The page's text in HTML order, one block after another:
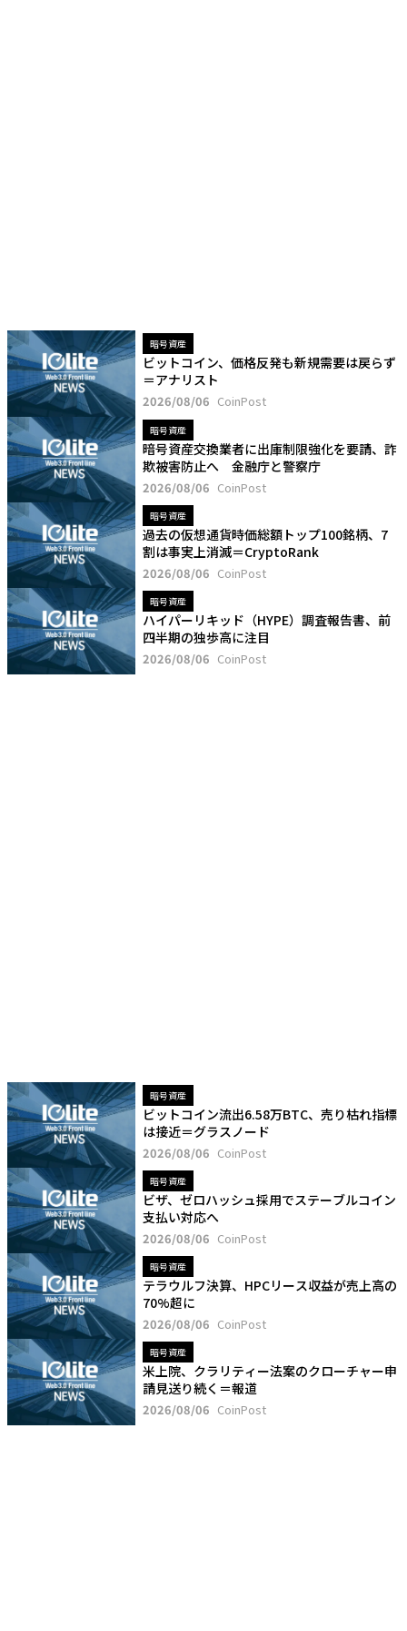
暗号資産
ビットコイン、価格反発も新規需要は戻らず
＝アナリスト
2026/08/06 CoinPost
暗号資産
暗号資産交換業者に出庫制限強化を要請、詐
欺被害防止へ 金融庁と警察庁
2026/08/06 CoinPost
暗号資産
過去の仮想通貨時価総額トップ100銘柄、7
割は事実上消滅＝CryptoRank
2026/08/06 CoinPost
暗号資産
ハイパーリキッド（HYPE）調査報告書、前
四半期の独歩高に注目
2026/08/06 CoinPost
暗号資産
ビットコイン流出6.58万BTC、売り枯れ指標
は接近＝グラスノード
2026/08/06 CoinPost
暗号資産
ビザ、ゼロハッシュ採用でステーブルコイン
支払い対応へ
2026/08/06 CoinPost
暗号資産
テラウルフ決算、HPCリース収益が売上高の
70%超に
2026/08/06 CoinPost
暗号資産
米上院、クラリティー法案のクローチャー申
請見送り続く＝報道
2026/08/06 CoinPost